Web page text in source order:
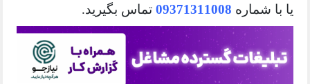
یا با شماره 09371311008 تماس بگیرید.